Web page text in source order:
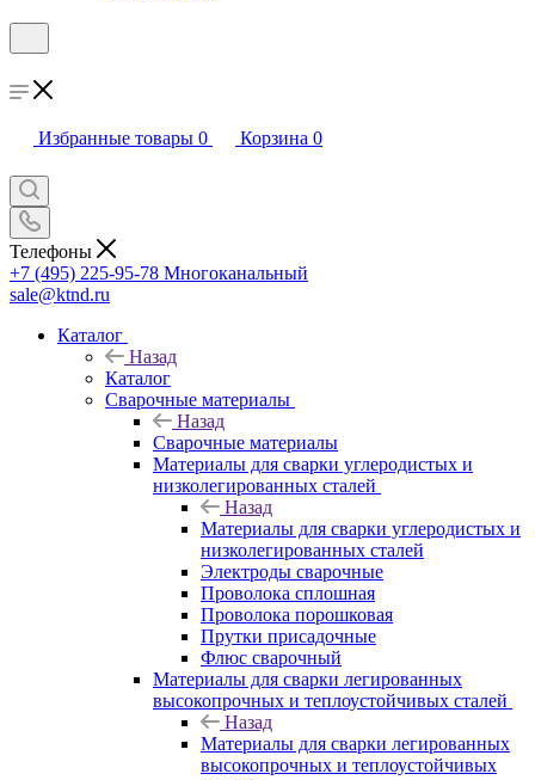
Избранные товары 0 Корзина 0
Телефоны
+7 (495) 225-95-78 Многоканальный
sale@ktnd.ru
Каталог
Назад
Каталог
Сварочные материалы
Назад
Сварочные материалы
Материалы для сварки углеродистых и
низколегированных сталей
Назад
Материалы для сварки углеродистых и
низколегированных сталей
Электроды сварочные
Проволока сплошная
Проволока порошковая
Прутки присадочные
Флюс сварочный
Материалы для сварки легированных
высокопрочных и теплоустойчивых сталей
Назад
Материалы для сварки легированных
высокопрочных и теплоустойчивых